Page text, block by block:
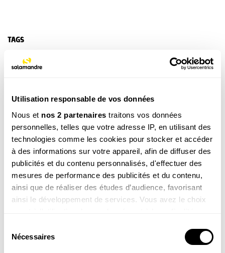
Utilisation responsable de vos données
Nous et nos 2 partenaires traitons vos données
personnelles, telles que votre adresse IP, en utilisant des
technologies comme les cookies pour stocker et accéder
à des informations sur votre appareil, afin de diffuser des
publicités et du contenu personnalisés, d'effectuer des
mesures de performance des publicités et du contenu,
ainsi que de réaliser des études d’audience, favorisant
ainsi le développement de services. Vous avez le choix
tout moment en consultant la Déclaration relative aux
cookies ou en cliquant sur l'icône de confidentialité.
Nécessaires
TAGS
NOS 3 REVUES
REVUE SALAMANDRE
Plongez au coeur d'une nature insolite près de chez
vous
Découvrir la revue